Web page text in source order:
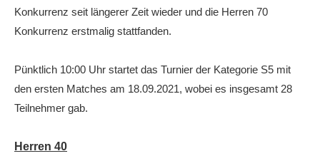
Die Fotos
MANNSCHAFTEN
Punktspiele Wintersaison 2025/2026
Erwachsene
Konkurrenz seit längerer Zeit wieder und die Herren 70
Konkurrenz erstmalig stattfanden.
Pünktlich 10:00 Uhr startet das Turnier der Kategorie S5 mit
den ersten Matches am 18.09.2021, wobei es insgesamt 28
Teilnehmer gab.
Herren 40